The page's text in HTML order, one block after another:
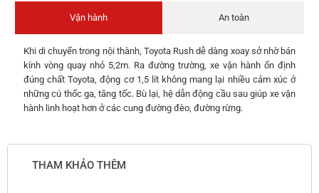
Vận hành An toàn
Khi di chuyển trong nội thành, Toyota Rush dễ dàng xoay sở nhờ bán
kính vòng quay nhỏ 5,2m. Ra đường trường, xe vận hành ổn định
đúng chất Toyota, động cơ 1,5 lít không mang lại nhiều cảm xúc ở
những cú thốc ga, tăng tốc. Bù lại, hệ dẫn động cầu sau giúp xe vận
hành linh hoạt hơn ở các cung đường đèo, đường rừng.
THAM KHẢO THÊM